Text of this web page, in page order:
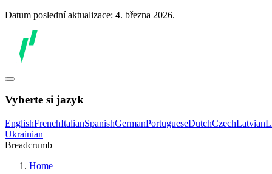
Datum poslední aktualizace: 4. března 2026.
Vyberte si jazyk
EnglishFrenchItalianSpanishGermanPortugueseDutchCzechLatvian
Ukrainian
Breadcrumb
Home